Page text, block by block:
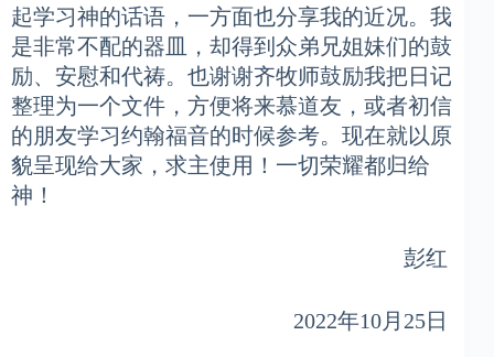
起学习神的话语，一方面也分享我的近况。我
是非常不配的器皿，却得到众弟兄姐妹们的鼓
励、安慰和代祷。也谢谢齐牧师鼓励我把日记
整理为一个文件，方便将来慕道友，或者初信
的朋友学习约翰福音的时候参考。现在就以原
貌呈现给大家，求主使用！一切荣耀都归给
神！
彭红
2022年10月25日